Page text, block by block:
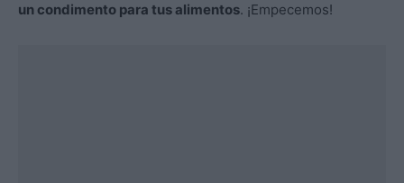
un condimento para tus alimentos. ¡Empecemos!